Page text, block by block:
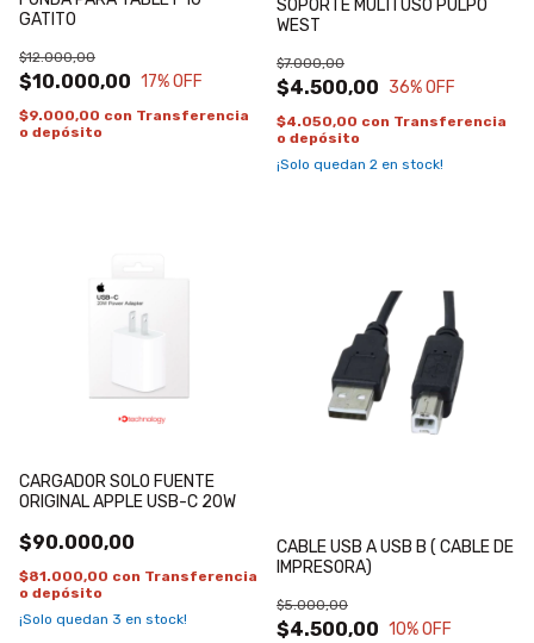
GATITO
$10.000,00
$12.000,00
17% OFF
$9.000,00 con Transferencia
o depósito
SOPORTE MULTI USO PULPO
WEST
$4.500,00
$7.000,00
36% OFF
$4.050,00 con Transferencia
o depósito
¡Solo quedan 2 en stock!
CARGADOR SOLO FUENTE
ORIGINAL APPLE USB-C 20W
$90.000,00
$81.000,00 con Transferencia
o depósito
¡Solo quedan 3 en stock!
CABLE USB A USB B ( CABLE DE
IMPRESORA)
$4.500,00
$5.000,00
10% OFF